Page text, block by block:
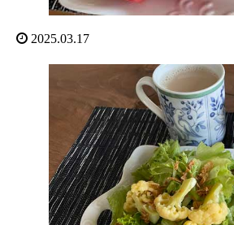
2025.03.17